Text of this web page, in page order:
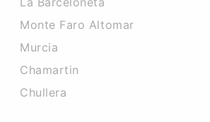
Monte Faro Altomar
Murcia
Chamartin
Chullera